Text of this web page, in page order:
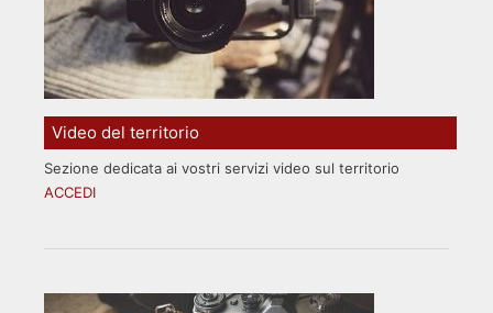
Video del territorio
Sezione dedicata ai vostri servizi video sul territorio
ACCEDI